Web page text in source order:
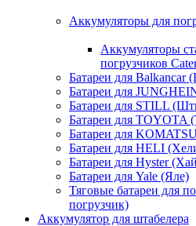
Аккумуляторы для
Аккумуляторы
погрузчиков
Батареи для Balkancar
Батареи для
Батареи для STILL
Батареи для TOYOTA
Батареи для
Батареи для HELI
Батареи для Hyster
Батареи для Yale (Яле)
Тяговые батареи для
погрузчик)
Аккумулятор для штабелера